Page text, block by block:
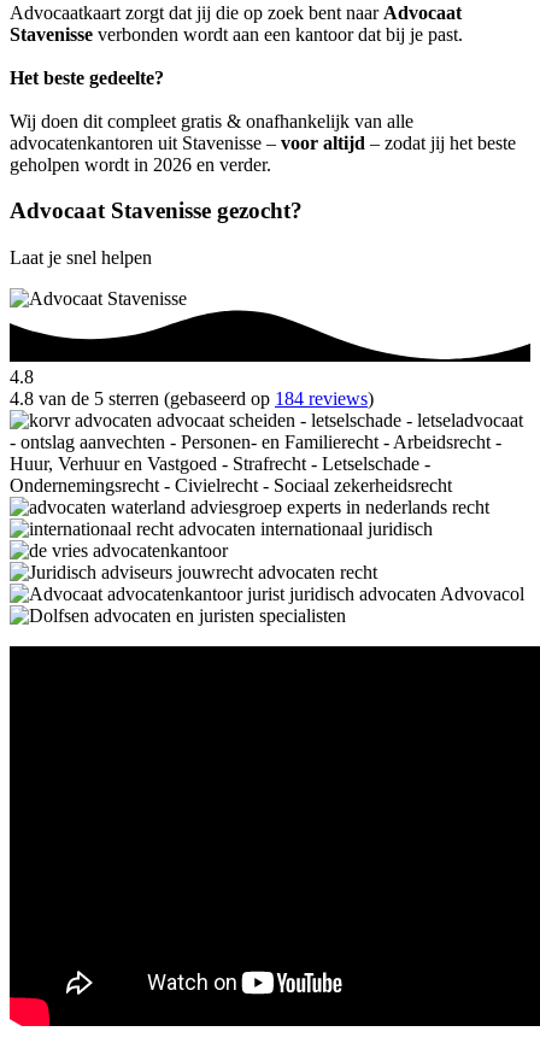
Advocaatkaart zorgt dat jij die op zoek bent naar Advocaat
Stavenisse verbonden wordt aan een kantoor dat bij je past.
Het beste gedeelte?
Wij doen dit compleet gratis & onafhankelijk van alle
advocatenkantoren uit Stavenisse – voor altijd – zodat jij het beste
geholpen wordt in 2026 en verder.
Advocaat Stavenisse gezocht?
Laat je snel helpen
4.8
4.8 van de 5 sterren (gebaseerd op 184 reviews)